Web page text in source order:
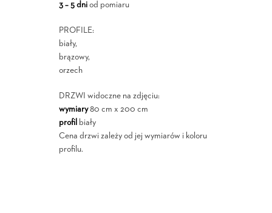
3 – 5 dniod pomiaru
PROFILE:
biały,
brązowy,
orzech
DRZWI widoczne na zdjęciu:
wymiary80 cm x 200 cm
profil biały
Cena drzwi zależy od jej wymiarów i koloru
profilu.